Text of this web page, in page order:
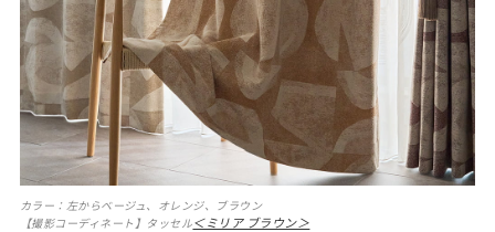
カラー：左からベージュ、オレンジ、ブラウン
【撮影コーディネート】タッセル＜ミリア ブラウン＞